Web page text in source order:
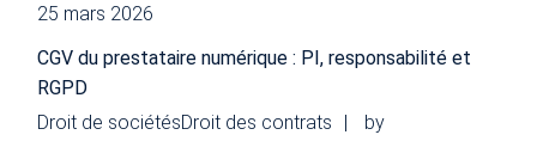
25 mars 2026
CGV du prestataire numérique : PI, responsabilité et
RGPD
Droit de sociétésDroit des contrats
by